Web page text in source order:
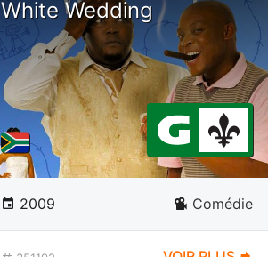
White Wedding
2009 Comédie